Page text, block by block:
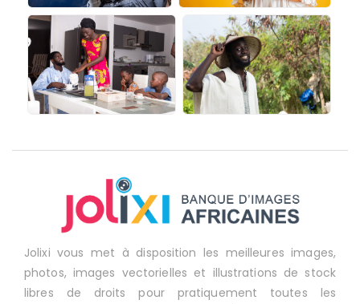
Jolixi vous met à disposition les meilleures images,
photos, images vectorielles et illustrations de stock
libres de droits pour pratiquement toutes les